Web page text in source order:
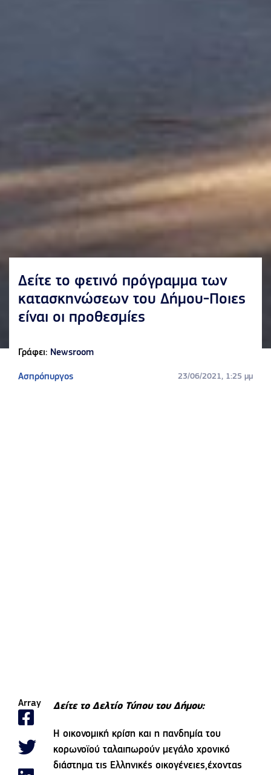
Δείτε το φετινό πρόγραμμα των
κατασκηνώσεων του Δήμου-Ποιες
είναι οι προθεσμίες
Γράφει: Newsroom
Ασπρόπυργος 23/06/2021, 1:25 μμ
Array Δείτε το Δελτίο Τύπου του Δήμου:
Η οικονοµική κρίση και η πανδημία του
κορωνοϊού ταλαιπωρούν μεγάλο χρονικό
διάστημα τις Ελληνικές οικογένειες,έχοντας